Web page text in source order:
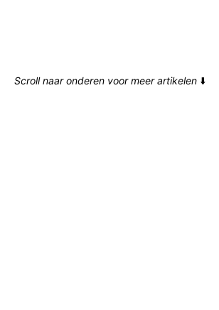
Scroll naar onderen voor meer artikelen ⬇️